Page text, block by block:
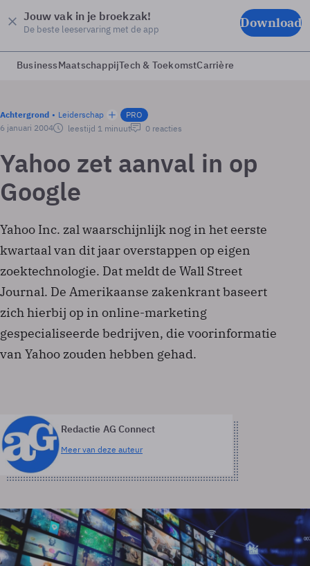
Jouw vak in je broekzak!
De beste leeservaring met de app Download
BusinessMaatschappijTech & ToekomstCarrière
Achtergrond Leiderschap
PRO
6 januari 2004
leestijd 1 minuut 0 reacties
Yahoo zet aanval in op
Google
Yahoo Inc. zal waarschijnlijk nog in het eerste
kwartaal van dit jaar overstappen op eigen
zoektechnologie. Dat meldt de Wall Street
Journal. De Amerikaanse zakenkrant baseert
zich hierbij op in online-marketing
gespecialiseerde bedrijven, die voorinformatie
van Yahoo zouden hebben gehad.
Redactie AG Connect
Meer van deze auteur